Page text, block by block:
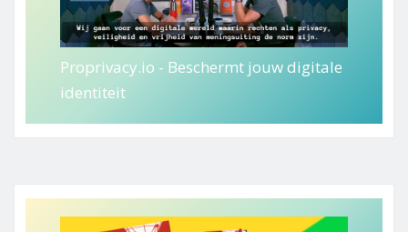
Proprivacy.io - Beschermt jouw digitale
identiteit